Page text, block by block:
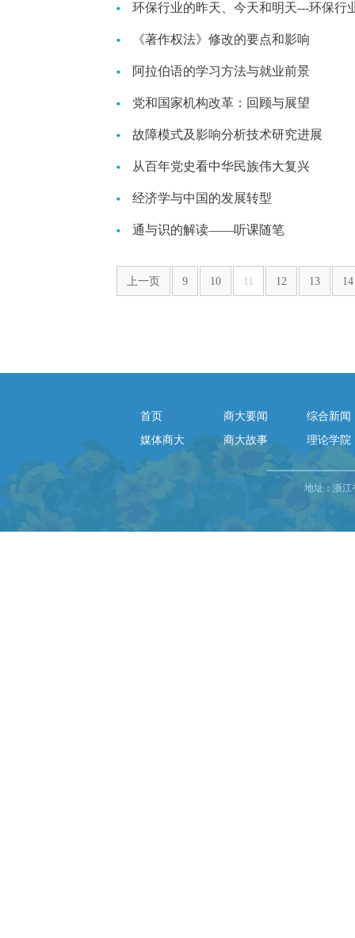
环保行业的昨天、今天和明天---环保行
《著作权法》修改的要点和影响
阿拉伯语的学习方法与就业前景
党和国家机构改革：回顾与展望
故障模式及影响分析技术研究进展
从百年党史看中华民族伟大复兴
经济学与中国的发展转型
通与识的解读——听课随笔
上一页 9 10 11 12 13 14
首页 商大要闻
综合新闻
媒体商大
商大故事 理论学院
地址：浙